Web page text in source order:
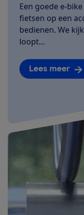
Een goede e-
fietsen op een
bedienen. We
loopt…
Lees meer